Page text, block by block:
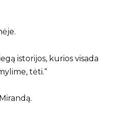
istorijos, kurios visada
tėti.“